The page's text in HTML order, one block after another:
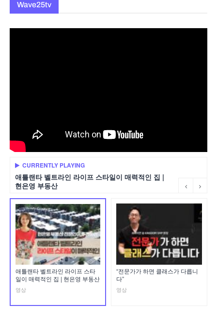
Wave25tv
CURRENTLY PLAYING
애틀랜타 벨트라인 라이프 스타일이 매력적인 집 |
현은영 부동산
애틀랜타 벨트라인 라이프 스타
일이 매력적인 집 | 현은영 부동산
영상
“전문가가 하면 클래스가 다릅니
다”
영상